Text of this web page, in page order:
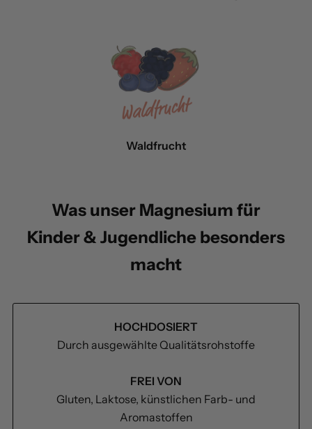
Waldfrucht
Was unser Magnesium für
Kinder & Jugendliche besonders
macht
HOCHDOSIERT
Durch ausgewählte Qualitätsrohstoffe
FREI VON
Gluten, Laktose, künstlichen Farb- und
Aromastoffen